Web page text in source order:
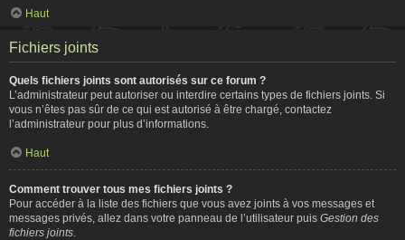
Haut
Fichiers joints
Quels fichiers joints sont autorisés sur ce forum ?
L’administrateur peut autoriser ou interdire certains types de fichiers joints. Si
vous n’êtes pas sûr de ce qui est autorisé à être chargé, contactez
l’administrateur pour plus d’informations.
Haut
Comment trouver tous mes fichiers joints ?
Pour accéder à la liste des fichiers que vous avez joints à vos messages et
messages privés, allez dans votre panneau de l’utilisateur puis Gestion des
fichiers joints